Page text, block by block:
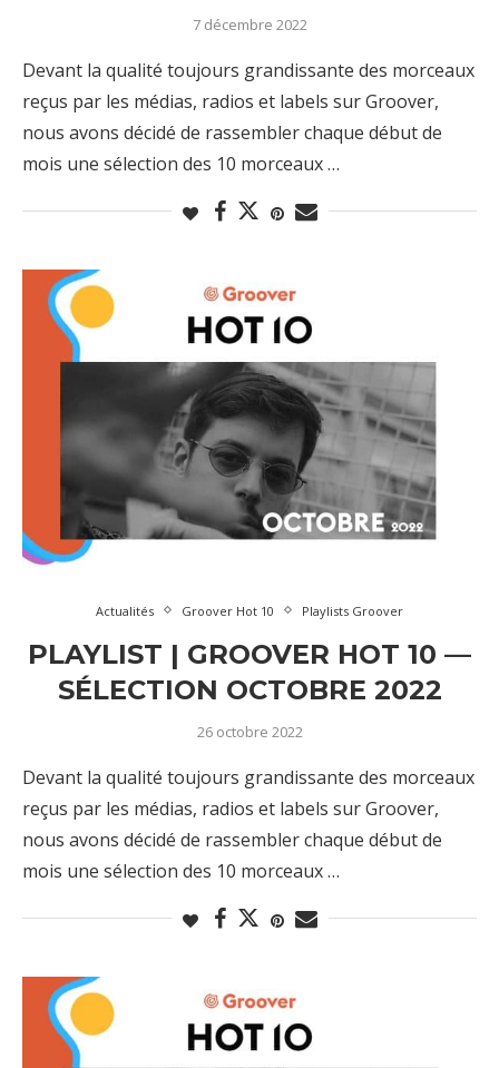
7 décembre 2022
Devant la qualité toujours grandissante des morceaux
reçus par les médias, radios et labels sur Groover,
nous avons décidé de rassembler chaque début de
mois une sélection des 10 morceaux …
Actualités Groover Hot 10 Playlists Groover
PLAYLIST | GROOVER HOT 10 —
SÉLECTION OCTOBRE 2022
26 octobre 2022
Devant la qualité toujours grandissante des morceaux
reçus par les médias, radios et labels sur Groover,
nous avons décidé de rassembler chaque début de
mois une sélection des 10 morceaux …